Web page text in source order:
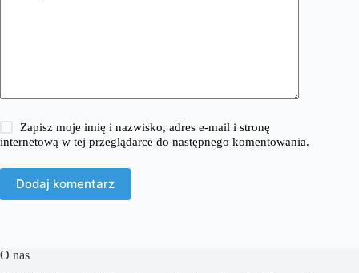
Zapisz moje imię i nazwisko, adres e-mail i stronę
internetową w tej przeglądarce do następnego komentowania.
Dodaj komentarz
O nas